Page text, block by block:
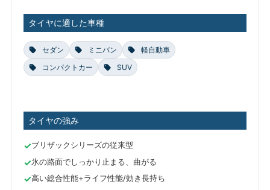
タイヤに適した車種
セダン ミニバン
軽自動車
コンパクトカー
SUV
タイヤの強み
ブリザックシリーズの従来型
氷の路面でしっかり止まる、曲がる
高い総合性能+ライフ性能/効き長持ち